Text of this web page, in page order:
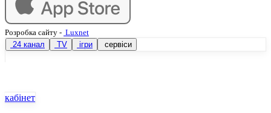
Розробка сайту - Luxnet
24 канал
TV ігри сервіси
кабінет